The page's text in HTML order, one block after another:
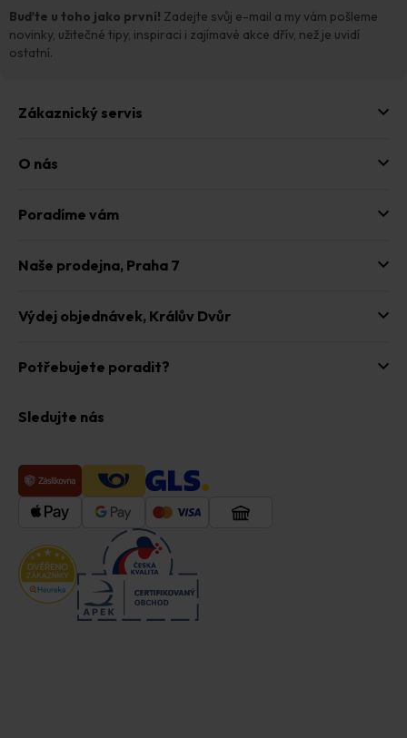
Buďte u toho jako první! Zadejte svůj e-mail a my vám pošleme
novinky, užitečné tipy, inspiraci i zajímavé akce dřív, než je uvidí
ostatní.
Zákaznický servis
O nás
Poradíme vám
Naše prodejna, Praha 7
Výdej objednávek, Králův Dvůr
Potřebujete poradit?
Sledujte nás